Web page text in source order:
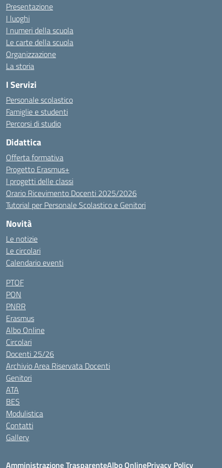
Presentazione
I luoghi
I numeri della scuola
Le carte della scuola
Organizzazione
La storia
I Servizi
Personale scolastico
Famiglie e studenti
Percorsi di studio
Didattica
Offerta formativa
Progetto Erasmus+
I progetti delle classi
Orario Ricevimento Docenti 2025/2026
Tutorial per Personale Scolastico e Genitori
Novità
Le notizie
Le circolari
Calendario eventi
PTOF
PON
PNRR
Erasmus
Albo Online
Circolari
Docenti 25/26
Archivio Area Riservata Docenti
Genitori
ATA
BES
Modulistica
Contatti
Gallery
Amministrazione TrasparenteAlbo OnlinePrivacy Policy